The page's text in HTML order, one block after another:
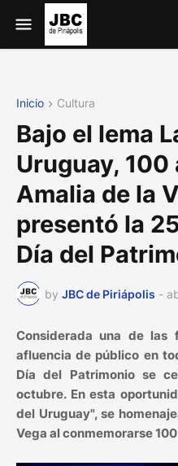
Inicio Cultura
Bajo el lema
Uruguay, 100
Amalia de la
presentó la
Día del
by JBC de Piriápolis -
Considerada una de las
afluencia de público en
Día del Patrimonio se
octubre. En esta
del Uruguay", se
Vega al conmemorarse